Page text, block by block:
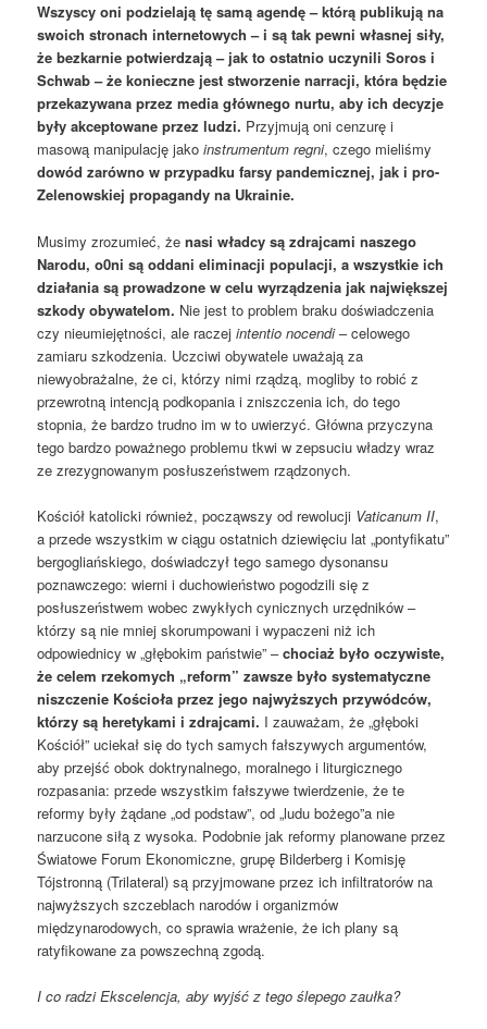
Wszyscy oni podzielają tę samą agendę – którą publikują na
swoich stronach internetowych – i są tak pewni własnej siły,
że bezkarnie potwierdzają – jak to ostatnio uczynili Soros i
Schwab – że konieczne jest stworzenie narracji, która będzie
przekazywana przez media głównego nurtu, aby ich decyzje
były akceptowane przez ludzi. Przyjmują oni cenzurę i
masową manipulację jakoinstrumentum regni, czego mieliśmy
dowód zarówno w przypadku farsy pandemicznej, jak i pro-
Zelenowskiej propagandy na Ukrainie.
Musimy zrozumieć, żenasi władcy są zdrajcami naszego
Narodu,o0ni są oddani eliminacji populacji, a wszystkie ich
działania są prowadzone w celu wyrządzenia jak największej
szkody obywatelom. Nie jest to problem braku doświadczenia
czy nieumiejętności, ale raczejintentio nocendi– celowego
zamiaru szkodzenia. Uczciwi obywatele uważają za
niewyobrażalne, że ci, którzy nimi rządzą, mogliby to robić z
przewrotną intencją podkopania i zniszczenia ich, do tego
stopnia, że bardzo trudno im w to uwierzyć. Główna przyczyna
tego bardzo poważnego problemu tkwi w zepsuciu władzy wraz
ze zrezygnowanym posłuszeństwem rządzonych.
Kościół katolicki również, począwszy od rewolucji Vaticanum II,
a przede wszystkim w ciągu ostatnich dziewięciu lat „pontyfikatu”
bergogliańskiego, doświadczył tego samego dysonansu
poznawczego: wierni i duchowieństwo pogodzili się z
posłuszeństwem wobec zwykłych cynicznych urzędników –
którzy są nie mniej skorumpowani i wypaczeni niż ich
odpowiednicy w „głębokim państwie” –chociaż było oczywiste,
że celem rzekomych „reform” zawsze było systematyczne
niszczenie Kościoła przez jego najwyższych przywódców,
którzy są heretykami i zdrajcami. I zauważam, że „głęboki
Kościół” uciekał się do tych samych fałszywych argumentów,
aby przejść obok doktrynalnego, moralnego i liturgicznego
rozpasania: przede wszystkim fałszywe twierdzenie, że te
reformy były żądane „od podstaw”, od „ludu bożego”a nie
narzucone siłą z wysoka. Podobnie jak reformy planowane przez
Światowe Forum Ekonomiczne, grupę Bilderberg i Komisję
Tójstronną (Trilateral) są przyjmowane przez ich infiltratorów na
najwyższych szczeblach narodów i organizmów
międzynarodowych, co sprawia wrażenie, że ich plany są
ratyfikowane za powszechną zgodą.
I co radzi Ekscelencja, aby wyjść z tego ślepego zaułka?